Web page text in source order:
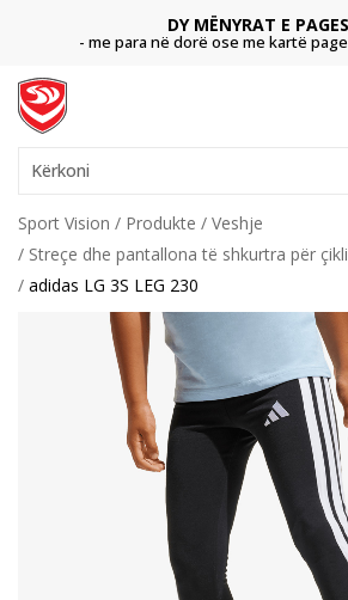
DY MËNYRAT E
- me para në dorë ose me kartë
Kërkoni
Sport Vision Produkte
Veshje
Streçe dhe pantallona të shkurtra për
adidas LG 3S LEG 230